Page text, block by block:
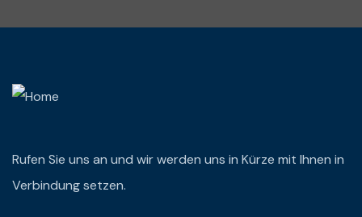
Rufen Sie uns an und wir werden uns in Kürze mit Ihnen in
Verbindung setzen.